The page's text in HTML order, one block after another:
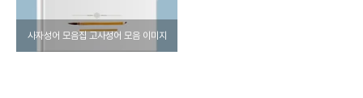
사자성어 모음집 고사성어 모음 이미지